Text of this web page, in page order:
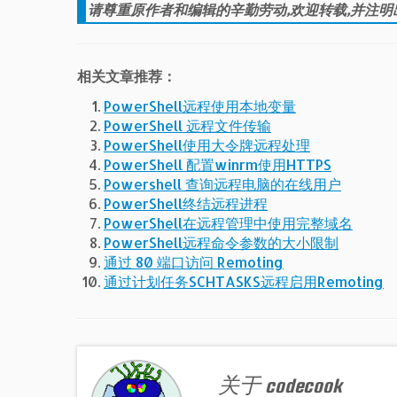
请尊重原作者和编辑的辛勤劳动,欢迎转载,并注明
相关文章推荐：
PowerShell远程使用本地变量
PowerShell 远程文件传输
PowerShell使用大令牌远程处理
PowerShell 配置winrm使用HTTPS
Powershell 查询远程电脑的在线用户
PowerShell终结远程进程
PowerShell在远程管理中使用完整域名
PowerShell远程命令参数的大小限制
通过 80 端口访问 Remoting
通过计划任务SCHTASKS远程启用Remoting
关于 codecook